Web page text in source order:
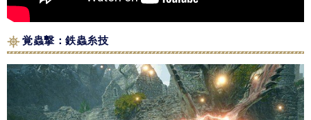
覚蟲撃：鉄蟲糸技